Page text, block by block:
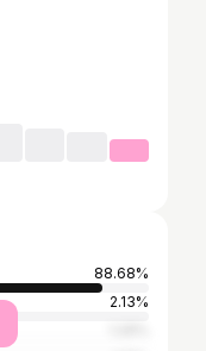
88.68%
2.13%